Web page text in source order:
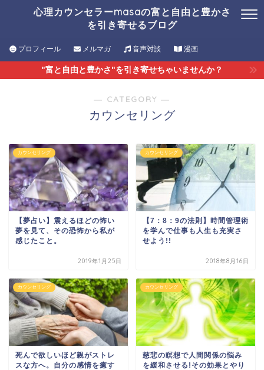
心理カウンセラーmasaの富と自由と豊かさ
を引き寄せるブログ
プロフィール メルマガ 音声対談 漫画
"富と自由と豊かさ"を引き寄せちゃいませんか？
― CATEGORY ―
カウンセリング
カウンセリング
【夢占い】震えるほどの怖い
夢を見て、その恐怖から私が
感じたこと。
2019年1月25日
カウンセリング
【7：8：9の法則】時間管理術
を学んで仕事も人生も充実さ
せよう!!
2018年8月16日
カウンセリング
死んで欲しいほど親がストレ
スな方へ。自分の感情を癒す
カウンセリング
慈悲の瞑想で人間関係の悩み
を緩和させる!その効果とやり